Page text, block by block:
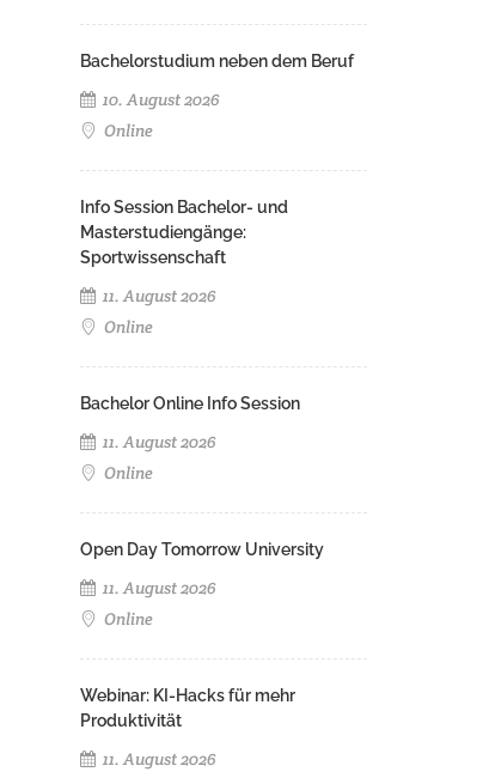
Bachelorstudium neben dem Beruf
10. August 2026
Online
Info Session Bachelor- und
Masterstudiengänge:
Sportwissenschaft
11. August 2026
Online
Bachelor Online Info Session
11. August 2026
Online
Open Day Tomorrow University
11. August 2026
Online
Webinar: KI-Hacks für mehr
Produktivität
11. August 2026